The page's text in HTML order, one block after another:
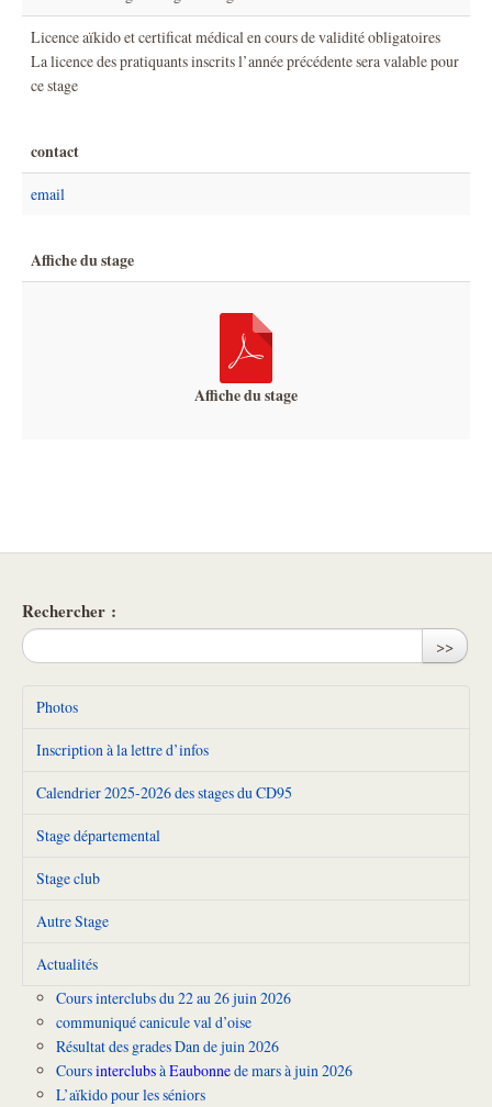
Licence aïkido et certificat médical en cours de validité obligatoires
La licence des pratiquants inscrits l’année précédente sera valable pour
ce stage
contact
email
Affiche du stage
Affiche du stage
Rechercher :
>>
Photos
Inscription à la lettre d’infos
Calendrier 2025-2026 des stages du CD95
Stage départemental
Stage club
Autre Stage
Actualités
Cours interclubs du 22 au 26 juin 2026
communiqué canicule val d’oise
Résultat des grades Dan de juin 2026
CoursinterclubsàEaubonnede mars à juin 2026
L’aïkido pour les séniors